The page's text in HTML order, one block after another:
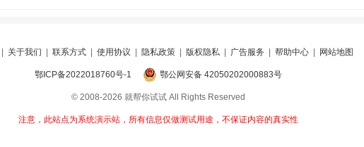
关于我们 联系方式 使用协议 隐私政策 版权隐私 广告服务 帮助中心 网站地图
鄂ICP备2022018760号-1 鄂公网安备 42050202000883号
© 2008-2026 就帮你试试 All Rights Reserved
注意，此站点为系统演示站，所有信息仅做测试用途，不保证内容的真实性